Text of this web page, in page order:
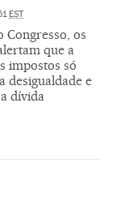
EST
Congresso, os
que a
impostos só
desigualdade e
dívida